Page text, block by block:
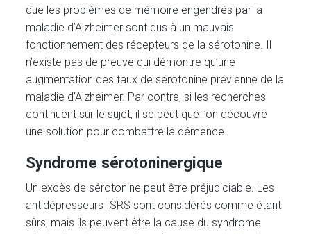
que les problèmes de mémoire engendrés par la
maladie d’Alzheimer sont dus à un mauvais
fonctionnement des récepteurs de la sérotonine. Il
n’existe pas de preuve qui démontre qu’une
augmentation des taux de sérotonine prévienne de la
maladie d’Alzheimer. Par contre, si les recherches
continuent sur le sujet, il se peut que l’on découvre
une solution pour combattre la démence.
Syndrome sérotoninergique
Un excès de sérotonine peut être préjudiciable. Les
antidépresseurs ISRS sont considérés comme étant
sûrs, mais ils peuvent être la cause du syndrome